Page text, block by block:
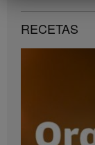
Los Videos
financiero
Región en
Compártelo con todos
RECETAS